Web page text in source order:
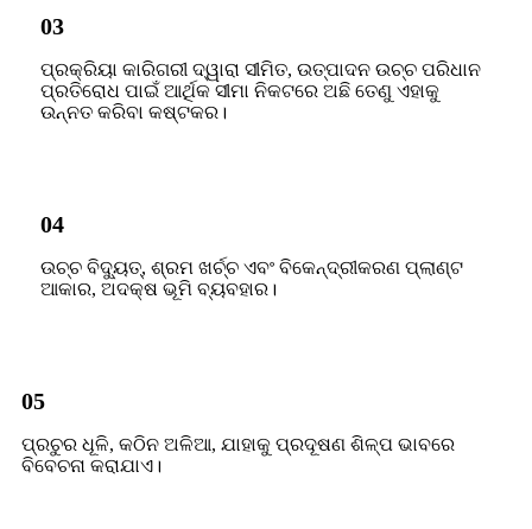
03
ପ୍ରକ୍ରିୟା କାରିଗରୀ ଦ୍ୱାରା ସୀମିତ, ଉତ୍ପାଦନ ଉଚ୍ଚ ପରିଧାନ
ପ୍ରତିରୋଧ ପାଇଁ ଆର୍ଥିକ ସୀମା ନିକଟରେ ଅଛି ତେଣୁ ଏହାକୁ
ଉନ୍ନତ କରିବା କଷ୍ଟକର।
04
ଉଚ୍ଚ ବିଦ୍ୟୁତ୍, ଶ୍ରମ ଖର୍ଚ୍ଚ ଏବଂ ବିକେନ୍ଦ୍ରୀକରଣ ପ୍ଲାଣ୍ଟ
ଆକାର, ଅଦକ୍ଷ ଭୂମି ବ୍ୟବହାର।
05
ପ୍ରଚୁର ଧୂଳି, କଠିନ ଅଳିଆ, ଯାହାକୁ ପ୍ରଦୂଷଣ ଶିଳ୍ପ ଭାବରେ
ବିବେଚନା କରାଯାଏ।